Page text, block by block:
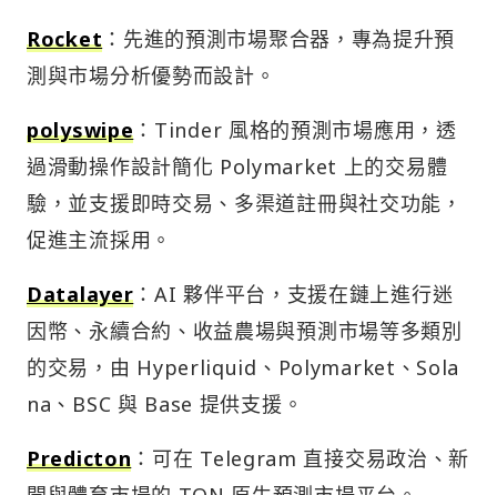
Rocket ：先進的預測市場聚合器，專為提升預
測與市場分析優勢而設計。
polyswipe ：Tinder 風格的預測市場應用，透
過滑動操作設計簡化 Polymarket 上的交易體
驗，並支援即時交易、多渠道註冊與社交功能，
促進主流採用。
Datalayer ：AI 夥伴平台，支援在鏈上進行迷
因幣、永續合約、收益農場與預測市場等多類別
的交易，由 Hyperliquid、Polymarket、Sola
na、BSC 與 Base 提供支援。
Predicton ：可在 Telegram 直接交易政治、新